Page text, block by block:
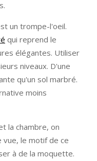
un trompe-l'oeil.
qui reprend le
élégantes. Utiliser
niveaux. D'une
qu'un sol marbré.
moins
la chambre, on
le motif de ce
à de la moquette.